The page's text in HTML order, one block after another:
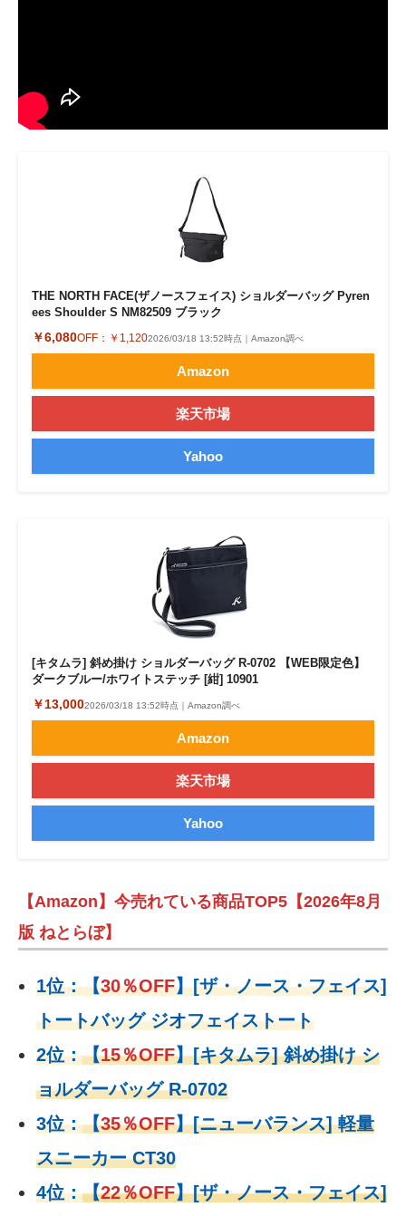
THE NORTH FACE(ザノースフェイス) ショルダーバッグ Pyren
ees Shoulder S NM82509 ブラック
￥6,080OFF： ￥1,1202026/03/18 13:52時点｜Amazon調べ
Amazon
楽天市場
Yahoo
[キタムラ] 斜め掛け ショルダーバッグ R-0702 【WEB限定色】
ダークブルー/ホワイトステッチ [紺] 10901
￥13,0002026/03/18 13:52時点｜Amazon調べ
Amazon
楽天市場
Yahoo
【Amazon】今売れている商品TOP5【2026年8月
版 ねとらぼ】
1位：【30％OFF】[ザ・ノース・フェイス]
トートバッグ ジオフェイストート
2位：【15％OFF】[キタムラ] 斜め掛け シ
ョルダーバッグ R-0702
3位：【35％OFF】[ニューバランス] 軽量
スニーカー CT30
4位：【22％OFF】[ザ・ノース・フェイス]